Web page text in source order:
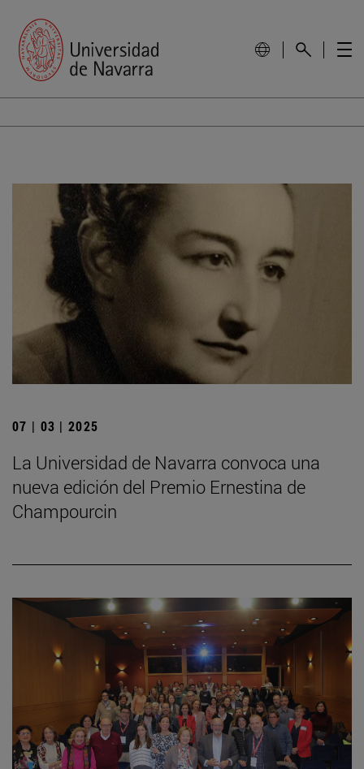
07 | 03 | 2025
La Universidad de Navarra convoca una
nueva edición del Premio Ernestina de
Champourcin